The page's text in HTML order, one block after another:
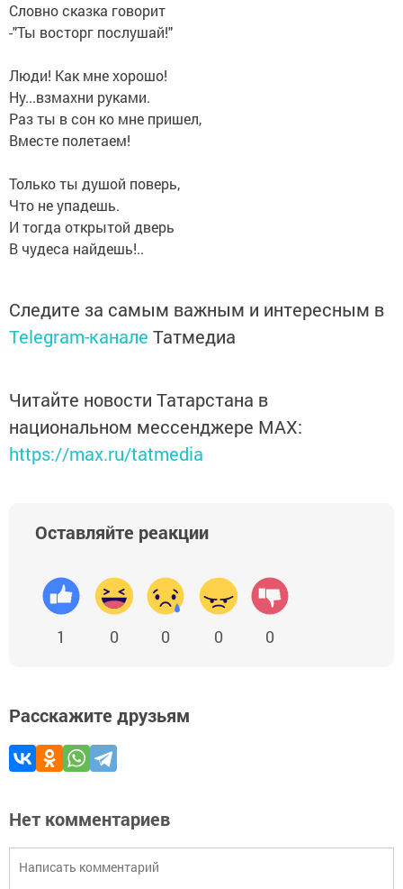
Словно сказка говорит
-"Ты восторг послушай!"
Люди! Как мне хорошо!
Ну...взмахни руками.
Раз ты в сон ко мне пришел,
Вместе полетаем!
Только ты душой поверь,
Что не упадешь.
И тогда открытой дверь
В чудеса найдешь!..
Следите за самым важным и интересным в
Telegram-канале Татмедиа
Читайте новости Татарстана в
национальном мессенджере MАХ:
https://max.ru/tatmedia
Оставляйте реакции
1 0 0 0 0
Расскажите друзьям
Нет комментариев